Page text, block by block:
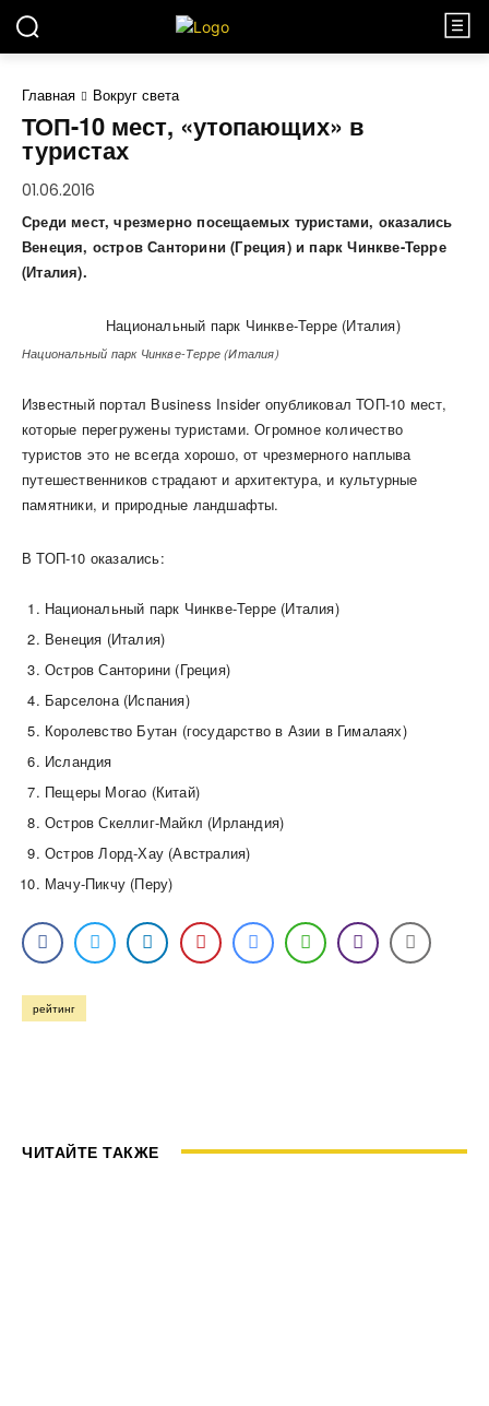
Главная Вокруг света
ТОП-10 мест, «утопающих» в
туристах
01.06.2016
Среди мест, чрезмерно посещаемых туристами, оказались
Венеция, остров Санторини (Греция) и парк Чинкве-Терре
(Италия).
Национальный парк Чинкве-Терре (Италия)
Известный портал Business Insider опубликовал ТОП-10 мест,
которые перегружены туристами. Огромное количество
туристов это не всегда хорошо, от чрезмерного наплыва
путешественников страдают и архитектура, и культурные
памятники, и природные ландшафты.
В ТОП-10 оказались:
Национальный парк Чинкве-Терре (Италия)
Венеция (Италия)
Остров Санторини (Греция)
Барселона (Испания)
Королевство Бутан (государство в Азии в Гималаях)
Исландия
Пещеры Могао (Китай)
Остров Скеллиг-Майкл (Ирландия)
Остров Лорд-Хау (Австралия)
Мачу-Пикчу (Перу)
рейтинг
ЧИТАЙТЕ ТАКЖЕ